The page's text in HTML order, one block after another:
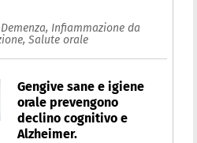
Demenza, Infiammazione da
Salute orale
Gengive sane e igiene
orale prevengono
declino cognitivo e
Alzheimer.